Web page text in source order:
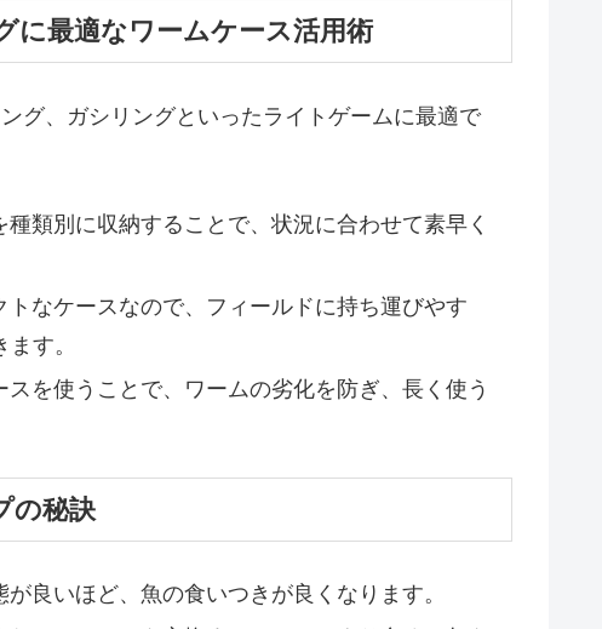
に最適なワームケース活用術
グ、ガシリングといったライトゲームに最適で
種類別に収納することで、状況に合わせて素早く
トなケースなので、フィールドに持ち運びやす
す。
スを使うことで、ワームの劣化を防ぎ、長く使う
の秘訣
が良いほど、魚の食いつきが良くなります。